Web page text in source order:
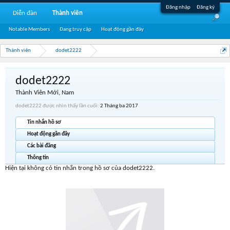
Đăng nhập Đăng ký
Thành viên dodet2222
dodet2222
Thành Viên Mới, Nam
dodet2222 được nhìn thấy lần cuối: 2 Tháng ba 2017
Tin nhắn hồ sơ
Hoạt động gần đây
Các bài đăng
Thông tin
Hiện tại không có tin nhắn trong hồ sơ của dodet2222.
Diễn đàn Thành viên
Notable Members Đang truy cập Hoạt động gần đây